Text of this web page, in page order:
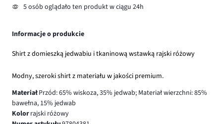
5 osób oglądało ten produkt w ciągu 24h
Informacje o produkcie
Shirt z domieszką jedwabiu i tkaninową wstawką rajski różowy
Modny, szeroki shirt z materiału w jakości premium.
MateriałPrzód: 65% wiskoza, 35% jedwab; Materiał wierzchni: 85%
bawełna, 15% jedwab
Kolorrajski różowy